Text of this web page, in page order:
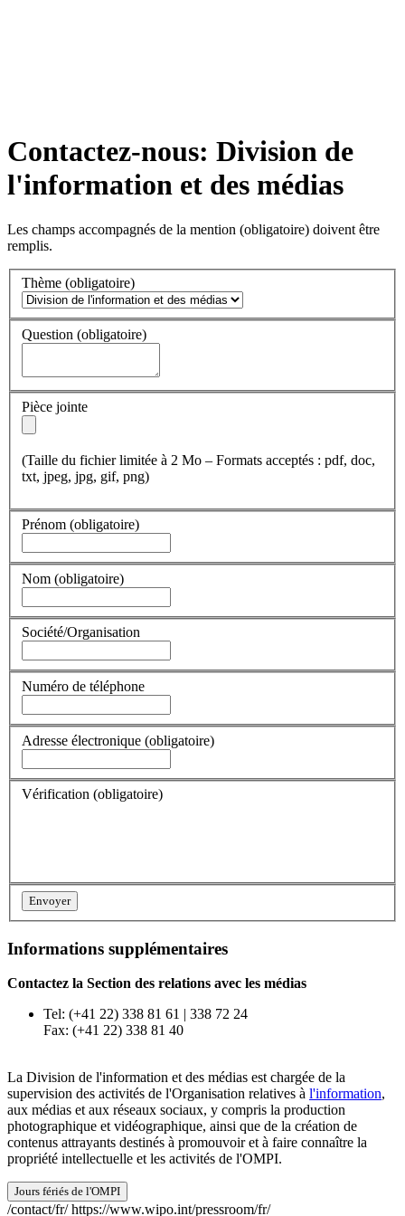
Contactez-nous: Division de
l'information et des médias
Les champs accompagnés de la mention (obligatoire) doivent être
remplis.
Thème (obligatoire)
Question (obligatoire)
Pièce jointe
(Taille du fichier limitée à 2 Mo – Formats acceptés : pdf, doc,
txt, jpeg, jpg, gif, png)
Prénom (obligatoire)
Nom (obligatoire)
Société/Organisation
Numéro de téléphone
Adresse électronique (obligatoire)
Vérification (obligatoire)
Informations supplémentaires
Contactez la Section des relations avec les médias
Tel: (+41 22) 338 81 61 | 338 72 24
Fax: (+41 22) 338 81 40
La Division de l'information et des médias est chargée de la
supervision des activités de l'Organisation relatives à l'information,
aux médias et aux réseaux sociaux, y compris la production
photographique et vidéographique, ainsi que de la création de
contenus attrayants destinés à promouvoir et à faire connaître la
propriété intellectuelle et les activités de l'OMPI.
Jours fériés de l'OMPI
/contact/fr/ https://www.wipo.int/pressroom/fr/